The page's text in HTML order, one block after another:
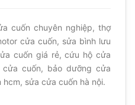
cuốn chuyên nghiệp, thợ
cửa cuốn, sửa bình lưu
cuốn giá rẻ, cứu hộ cửa
cuốn, bảo dưỡng cửa
sửa cửa cuốn hà nội.